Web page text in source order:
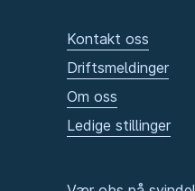
Kontakt oss
Driftsmeldinger
Om oss
Ledige stillinger